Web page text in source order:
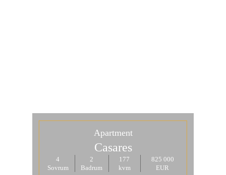
Apartment
Casares
4
Sovrum
2
Badrum
177
kvm
825 000
EUR